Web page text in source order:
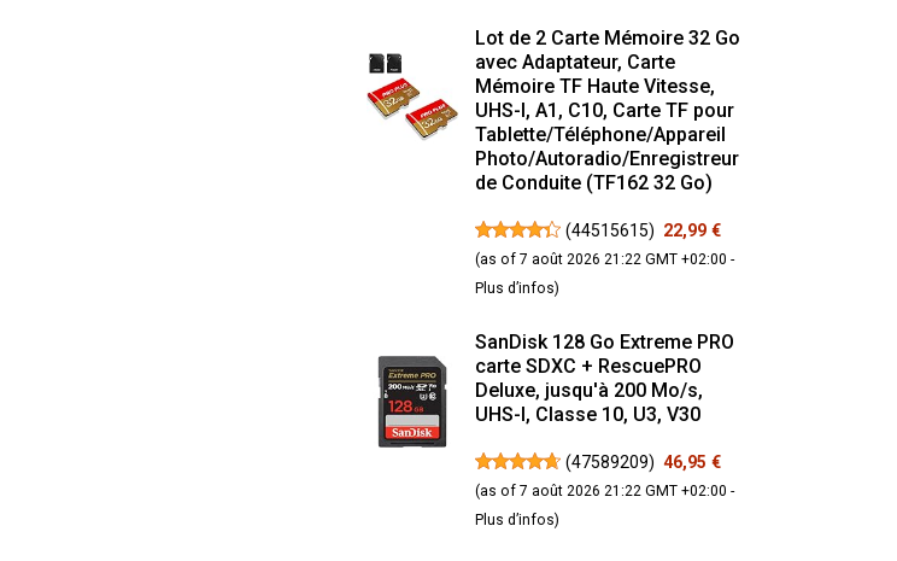
Lot de 2 Carte Mémoire 32 Go
avec Adaptateur, Carte
Mémoire TF Haute Vitesse,
UHS-I, A1, C10, Carte TF pour
Tablette/Téléphone/Appareil
Photo/Autoradio/Enregistreur
de Conduite (TF162 32 Go)
(44515615) 22,99 €
(as of 7 août 2026 21:22 GMT +02:00 -
Plus d’infos)
SanDisk 128 Go Extreme PRO
carte SDXC + RescuePRO
Deluxe, jusqu'à 200 Mo/s,
UHS-I, Classe 10, U3, V30
(47589209) 46,95 €
(as of 7 août 2026 21:22 GMT +02:00 -
Plus d’infos)